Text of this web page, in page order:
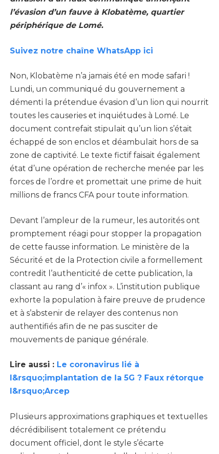
l’évasion d’un fauve à Klobatème, quartier
périphérique de Lomé.
Suivez notre chaîne WhatsApp ici
Non, Klobatème n’a jamais été en mode safari !
Lundi, un communiqué du gouvernement a
démenti la prétendue évasion d’un lion qui nourrit
toutes les causeries et inquiétudes à Lomé. Le
document contrefait stipulait qu’un lion s’était
échappé de son enclos et déambulait hors de sa
zone de captivité. Le texte fictif faisait également
état d’une opération de recherche menée par les
forces de l’ordre et promettait une prime de huit
millions de francs CFA pour toute information.
Devant l’ampleur de la rumeur, les autorités ont
promptement réagi pour stopper la propagation
de cette fausse information. Le ministère de la
Sécurité et de la Protection civile a formellement
contredit l’authenticité de cette publication, la
classant au rang d’« infox ». L’institution publique
exhorte la population à faire preuve de prudence
et à s’abstenir de relayer des contenus non
authentifiés afin de ne pas susciter de
mouvements de panique générale.
Lire aussi : Le coronavirus lié à
l&rsquo;implantation de la 5G ? Faux rétorque
l&rsquo;Arcep
Plusieurs approximations graphiques et textuelles
décrédibilisent totalement ce prétendu
document officiel, dont le style s’écarte